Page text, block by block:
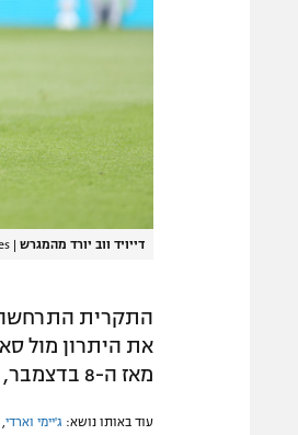
דייויד ווב יורד מהמגרש |
את היתרון מול
מאז ה-8 בדצמבר, והוביל לקריאות שמחה של "הבקענו שער!" מאוהדי השועלים.
עוד באותו נושא: ג'יימי וארדי